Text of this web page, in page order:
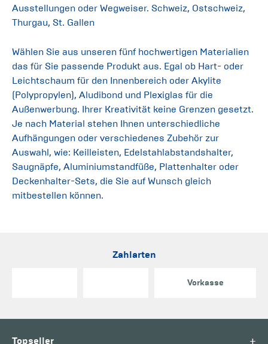
Ausstellungen oder Wegweiser. Schweiz, Ostschweiz,
Thurgau, St. Gallen
Wählen Sie aus unseren fünf hochwertigen Materialien
das für Sie passende Produkt aus. Egal ob Hart- oder
Leichtschaum für den Innenbereich oder Akylite
(Polypropylen), Aludibond und Plexiglas für die
Außenwerbung. Ihrer Kreativität keine Grenzen gesetzt.
Je nach Material stehen Ihnen unterschiedliche
Aufhängungen oder verschiedenes Zubehör zur
Auswahl, wie: Keilleisten, Edelstahlabstandshalter,
Saugnäpfe, Aluminiumstandfüße, Plattenhalter oder
Deckenhalter-Sets, die Sie auf Wunsch gleich
mitbestellen können.
Zahlarten
Vorkasse
Topseller +